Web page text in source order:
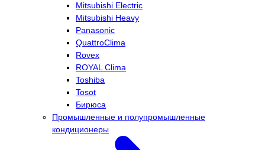
Mitsubishi Electric
Mitsubishi Heavy
Panasonic
QuattroClima
Rovex
ROYAL Clima
Toshiba
Tosot
Бирюса
Промышленные и полупромышленные
кондиционеры